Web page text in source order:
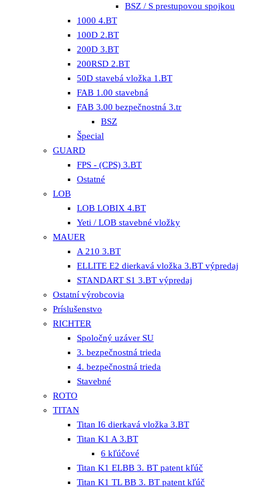
BSZ / S prestupovou spojkou
1000 4.BT
100D 2.BT
200D 3.BT
200RSD 2.BT
50D stavebá vložka 1.BT
FAB 1.00 stavebná
FAB 3.00 bezpečnostná 3.tr
BSZ
Špecial
GUARD
FPS - (CPS) 3.BT
Ostatné
LOB
LOB LOBIX 4.BT
Yeti / LOB stavebné vložky
MAUER
A 210 3.BT
ELLITE E2 dierkavá vložka 3.BT výpredaj
STANDART S1 3.BT výpredaj
Ostatní výrobcovia
Príslušenstvo
RICHTER
Spoločný uzáver SU
3. bezpečnostná trieda
4. bezpečnostná trieda
Stavebné
ROTO
TITAN
Titan I6 dierkavá vložka 3.BT
Titan K1 A 3.BT
6 kľúčové
Titan K1 ELBB 3. BT patent kľúč
Titan K1 TL BB 3. BT patent kľúč